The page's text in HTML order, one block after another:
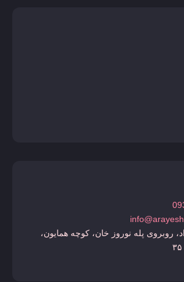
روبروی پله نوروز خان، کوچه همایون،